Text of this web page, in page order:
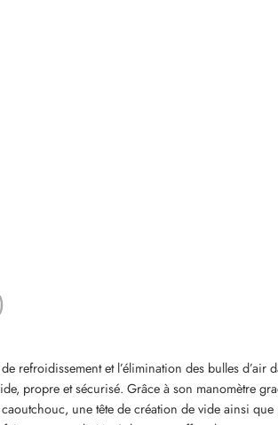
et l’élimination des bulles d’air
propre et sécurisé. Grâce à son manomètre
une tête de création de vide ainsi